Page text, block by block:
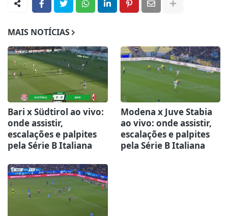
MAIS NOTÍCIAS
Bari x Südtirol ao vivo:
onde assistir,
escalações e palpites
pela Série B Italiana
Modena x Juve Stabia
ao vivo: onde assistir,
escalações e palpites
pela Série B Italiana